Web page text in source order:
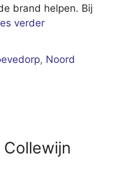
brand helpen. Bij
verder
, Noord